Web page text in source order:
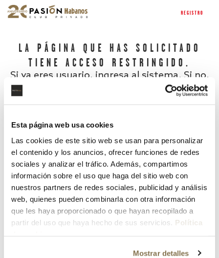
Esta página web usa cookies
Las cookies de este sitio web se usan para personalizar
el contenido y los anuncios, ofrecer funciones de redes
sociales y analizar el tráfico. Además, compartimos
información sobre el uso que haga del sitio web con
nuestros partners de redes sociales, publicidad y análisis
web, quienes pueden combinarla con otra información
que les haya proporcionado o que hayan recopilado a
partir del uso que haya hecho de sus servicios. Política
Mostrar detalles
REGISTRO
LA PÁGINA QUE HAS SOLICITADO
TIENE ACCESO RESTRINGIDO.
Si ya eres usuario, ingresa al sistema. Si no,
¿Has olvidado tu contraseña?